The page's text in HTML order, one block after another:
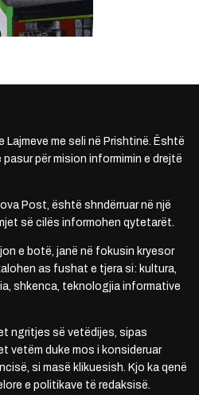
me seli në Prishtinë. Është
për mision informimin e drejtë
Post, është shndërruar në një
së cilës informohen qytetarët.
e botë, janë në fokusin kryesor
as fushat e tjera si: kultura,
shkenca, teknologjia informative
ngritjes së vetëdijes, sipas
vetëm duke mos i konsideruar
si masë klikuesish. Kjo ka qenë
e politikave të redaksisë.